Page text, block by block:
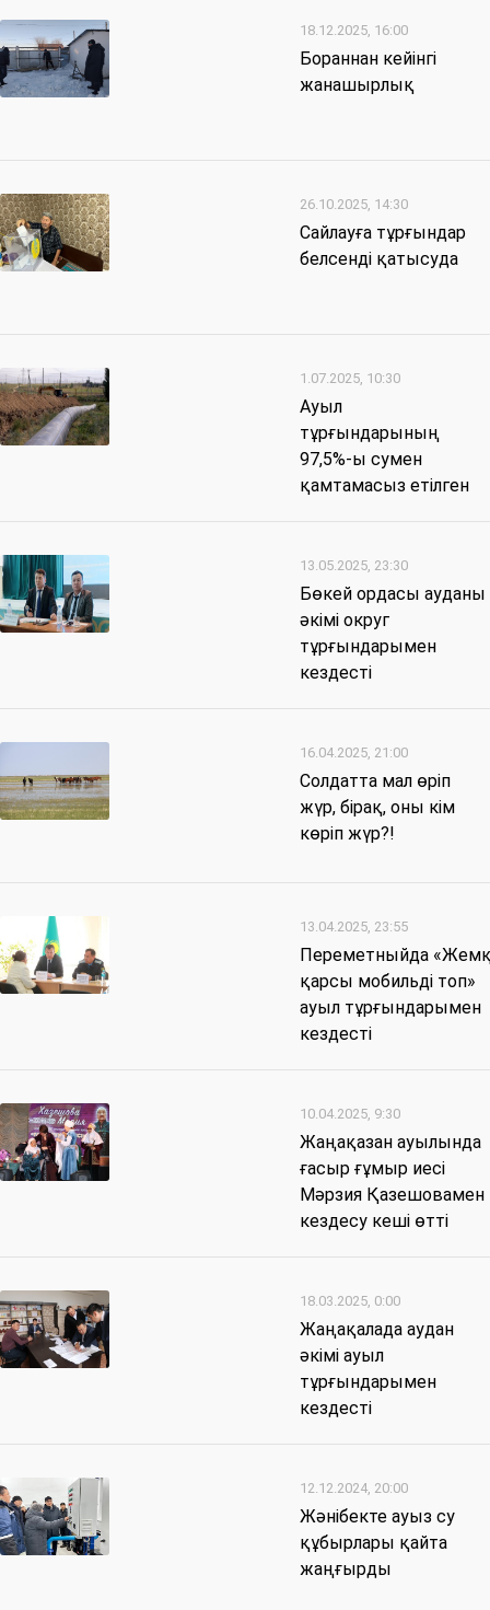
18.12.2025, 16:00
Бораннан кейінгі
жанашырлық
26.10.2025, 14:30
Сайлауға тұрғындар
белсенді қатысуда
1.07.2025, 10:30
Ауыл
тұрғындарының
97,5%-ы сумен
қамтамасыз етілген
13.05.2025, 23:30
Бөкей ордасы ауданы
әкімі округ
тұрғындарымен
кездесті
16.04.2025, 21:00
Солдатта мал өріп
жүр, бірақ, оны кім
көріп жүр?!
13.04.2025, 23:55
Переметныйда
қарсы мобильді топ»
ауыл тұрғындарымен
кездесті
10.04.2025, 9:30
Жаңақазан ауылында
ғасыр ғұмыр иесі
Мәрзия Қазешовамен
кездесу кеші өтті
18.03.2025, 0:00
Жаңақалада аудан
әкімі ауыл
тұрғындарымен
кездесті
12.12.2024, 20:00
Жәнібекте ауыз су
құбырлары қайта
жаңғырды